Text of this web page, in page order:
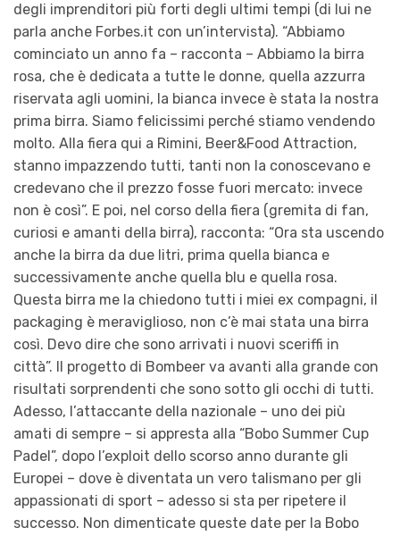
degli imprenditori più forti degli ultimi tempi (di lui ne
parla anche Forbes.it con un’intervista). “Abbiamo
cominciato un anno fa – racconta – Abbiamo la birra
rosa, che è dedicata a tutte le donne, quella azzurra
riservata agli uomini, la bianca invece è stata la nostra
prima birra. Siamo felicissimi perché stiamo vendendo
molto. Alla fiera qui a Rimini, Beer&Food Attraction,
stanno impazzendo tutti, tanti non la conoscevano e
credevano che il prezzo fosse fuori mercato: invece
non è così”. E poi, nel corso della fiera (gremita di fan,
curiosi e amanti della birra), racconta: “Ora sta uscendo
anche la birra da due litri, prima quella bianca e
successivamente anche quella blu e quella rosa.
Questa birra me la chiedono tutti i miei ex compagni, il
packaging è meraviglioso, non c’è mai stata una birra
così. Devo dire che sono arrivati i nuovi sceriffi in
città”. Il progetto di Bombeer va avanti alla grande con
risultati sorprendenti che sono sotto gli occhi di tutti.
Adesso, l’attaccante della nazionale – uno dei più
amati di sempre – si appresta alla “Bobo Summer Cup
Padel”, dopo l’exploit dello scorso anno durante gli
Europei – dove è diventata un vero talismano per gli
appassionati di sport – adesso si sta per ripetere il
successo. Non dimenticate queste date per la Bobo